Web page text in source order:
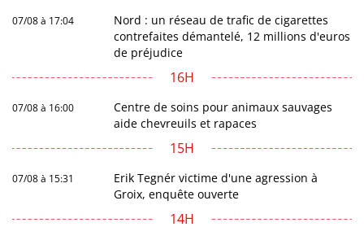
07/08 à 17:04
Nord : un réseau de trafic de cigarettes
contrefaites démantelé, 12 millions d'euros
de préjudice
16H
07/08 à 16:00
Centre de soins pour animaux sauvages
aide chevreuils et rapaces
15H
07/08 à 15:31
Erik Tegnér victime d'une agression à
Groix, enquête ouverte
14H